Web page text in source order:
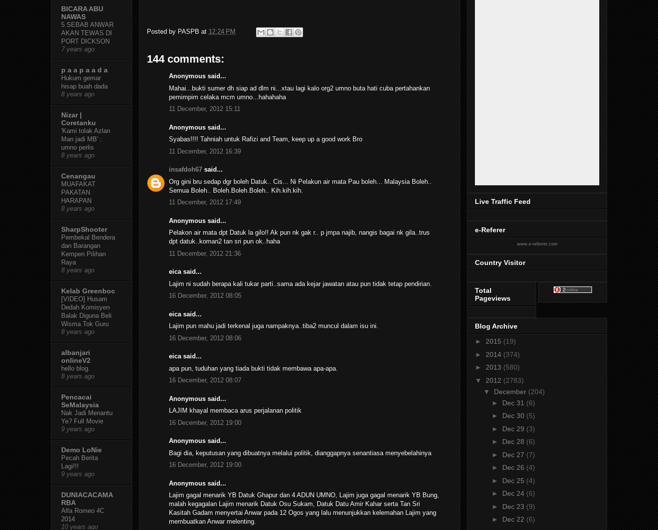
Posted by PASPB at 12:24 PM
144 comments:
Anonymous said...
Mahai...bukti sumer dh siap ad dlm ni...xtau lagi kalo org2 umno buta hati cuba pertahankan
pemimpim celaka mcm umno...hahahaha
11 December, 2012 15:11
Anonymous said...
Syabas!!!! Tahniah untuk Rafizi and Team, keep up a good work Bro
11 December, 2012 16:39
insafdoh67 said...
Org gini bru sedap dgr boleh Datuk.. Cis... Ni Pelakun air mata Pau boleh... Malaysia Boleh..
Semua Boleh.. Boleh.Boleh.Boleh.. Kih.kih.kih.
11 December, 2012 17:49
Anonymous said...
Pelakon air mata dpt Datuk la gilo!! Ak pun nk gak r.. p jmpa najib, nangis bagai nk gila..trus
dpt datuk..koman2 tan sri pun ok..haha
11 December, 2012 21:36
eica said...
Lajim ni sudah berapa kali tukar parti..sama ada kejar jawatan atau pun tidak tetap pendirian.
16 December, 2012 08:05
eica said...
Lajim pun mahu jadi terkenal juga nampaknya..tiba2 muncul dalam isu ini.
16 December, 2012 08:06
eica said...
apa pun, tuduhan yang tiada bukti tidak membawa apa-apa.
16 December, 2012 08:07
Anonymous said...
LAJIM khayal membaca arus perjalanan politik
16 December, 2012 19:00
Anonymous said...
Bagi dia, keputusan yang dibuatnya melalui politik, dianggapnya senantiasa menyebelahinya
16 December, 2012 19:00
Anonymous said...
Lajim gagal menarik YB Datuk Ghapur dan 4 ADUN UMNO, Lajim juga gagal menarik YB Bung,
malah kegagalan Lajim menarik Datuk Osu Sukam, Datuk Datu Amir Kahar serta Tan Sri
Kasitah Gadam menyertai Anwar pada 12 Ogos yang lalu menunjukkan kelemahan Lajim yang
membuatkan Anwar melenting.
BICARA ABU
NAWAS
5 SEBAB ANWAR
AKAN TEWAS DI
PORT DICKSON
7 years ago
p a a p a a d a
Hukum gemar
hisap buah dada
8 years ago
Nizar |
Coretanku
'Kami tolak Azlan
Man jadi MB' :
umno perlis
8 years ago
Cenangau
MUAFAKAT
PAKATAN
HARAPAN
8 years ago
SharpShooter
Pembekal Bendera
dan Barangan
Kempen Pilihan
Raya
8 years ago
Kelab Greenboc
[VIDEO] Husam
Dedah Komisyen
Balak Diguna Beli
Wisma Tok Guru
8 years ago
albanjari
onlineV2
hello blog.
8 years ago
Pencacai
SeMalaysia
Nak Jadi Menantu
Ye? Full Movie
9 years ago
Demo LoNie
Pecah Berita
Lagi!!!
9 years ago
DUNIACACAMA
RBA
Alfa Romeo 4C
2014
10 years ago
Live Traffic Feed
e-Referer
www.e-referrer.com
Country Visitor
Total
Pageviews
Blog Archive
► 2015 (19)
► 2014 (374)
► 2013 (580)
▼ 2012 (2783)
▼ December (204)
► Dec 31 (6)
► Dec 30 (5)
► Dec 29 (3)
► Dec 28 (6)
► Dec 27 (7)
► Dec 26 (4)
► Dec 25 (4)
► Dec 24 (6)
► Dec 23 (9)
► Dec 22 (6)